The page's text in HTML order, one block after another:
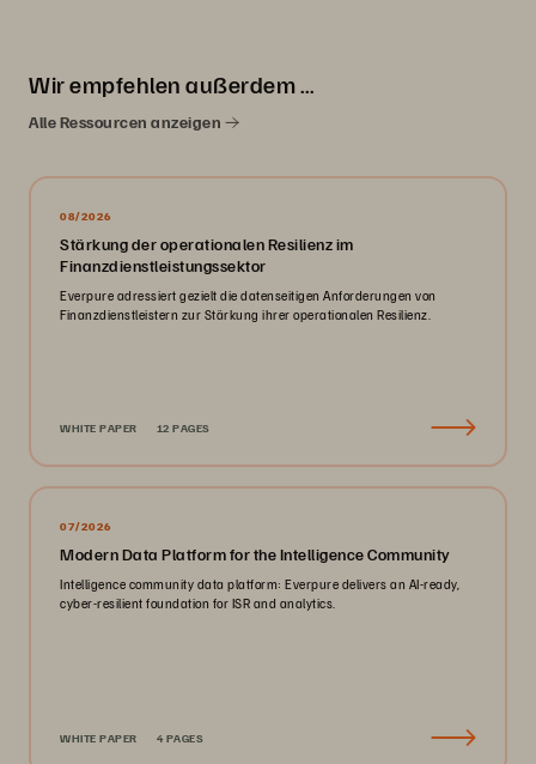
Wir empfehlen außerdem …
Alle Ressourcen anzeigen
08/2026
Stärkung der operationalen Resilienz im
Finanzdienstleistungssektor
Everpure adressiert gezielt die datenseitigen Anforderungen von
Finanzdienstleistern zur Stärkung ihrer operationalen Resilienz.
WHITE PAPER 12 PAGES
07/2026
Modern Data Platform for the Intelligence Community
Intelligence community data platform: Everpure delivers an AI-ready,
cyber-resilient foundation for ISR and analytics.
WHITE PAPER 4 PAGES